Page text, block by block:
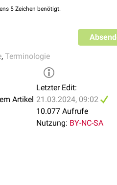
5 Zeichen benötigt.
, Terminologie
Artikel
Letzter Edit:
21.03.2024, 09:02
10.077 Aufrufe
Nutzung: BY-NC-SA